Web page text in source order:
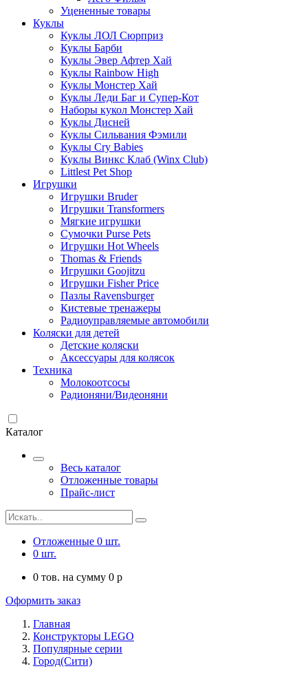
Уцененные товары
Куклы
Куклы ЛОЛ Сюрприз
Куклы Барби
Куклы Эвер Афтер Хай
Куклы Rainbow High
Куклы Монстер Хай
Куклы Леди Баг и Супер-Кот
Наборы кукол Монстер Хай
Куклы Дисней
Куклы Сильвания Фэмили
Куклы Cry Babies
Куклы Винкс Клаб (Winx Club)
Littlest Pet Shop
Игрушки
Игрушки Bruder
Игрушки Transformers
Мягкие игрушки
Сумочки Purse Pets
Игрушки Hot Wheels
Thomas & Friends
Игрушки Goojitzu
Игрушки Fisher Price
Пазлы Ravensburger
Кистевые тренажеры
Радиоуправляемые автомобили
Коляски для детей
Детские коляски
Аксессуары для колясок
Техника
Молокоотсосы
Радионяни/Видеоняни
Каталог
Весь каталог
Отложенные товары
Прайс-лист
Отложенные 0 шт.
0 шт.
0 тов. на сумму 0 p
Оформить заказ
Главная
Конструкторы LEGO
Популярные серии
Город(Сити)